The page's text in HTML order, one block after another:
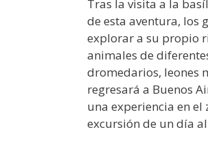
Tras la visita a la
de esta aventura, los
explorar a su propio
animales de
dromedarios, leones
regresará a Buenos
una experiencia en
excursión de un día